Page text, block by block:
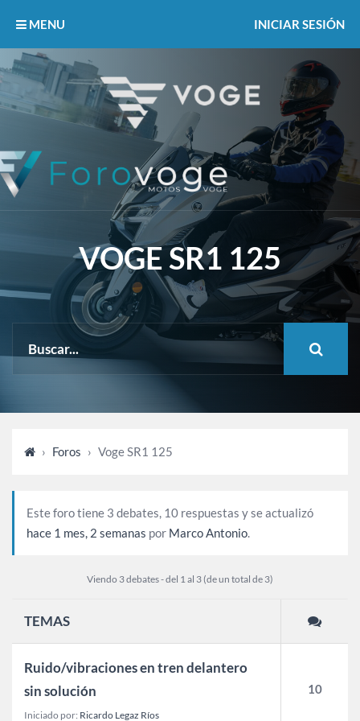
MENU INICIAR SESIÓN
VOGE SR1 125
› Foros › Voge SR1 125
Este foro tiene 3 debates, 10 respuestas y se actualizó
hace 1 mes, 2 semanas por Marco Antonio.
Viendo 3 debates - del 1 al 3 (de un total de 3)
TEMAS
Ruido/vibraciones en tren delantero
sin solución
Iniciado por: Ricardo Legaz Ríos
10